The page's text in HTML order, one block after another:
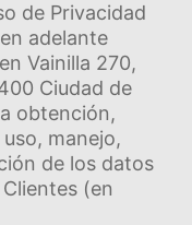
de Privacidad
adelante
Vainilla 270,
Ciudad de
obtención,
manejo,
de los datos
(en